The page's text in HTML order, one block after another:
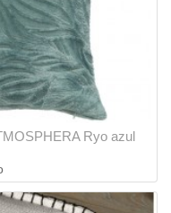
Ryo azul